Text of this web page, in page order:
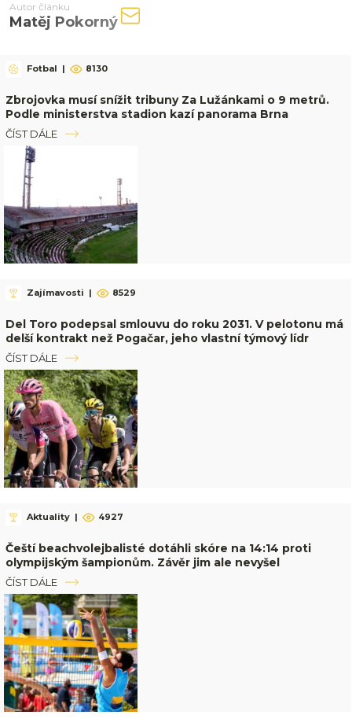
Autor článku
Matěj Pokorný
Fotbal | 8130
Zbrojovka musí snížit tribuny Za Lužánkami o 9 metrů.
Podle ministerstva stadion kazí panorama Brna
ČÍST DÁLE
Zajímavosti | 8529
Del Toro podepsal smlouvu do roku 2031. V pelotonu má
delší kontrakt než Pogačar, jeho vlastní týmový lídr
ČÍST DÁLE
Aktuality | 4927
Čeští beachvolejbalisté dotáhli skóre na 14:14 proti
olympijským šampionům. Závěr jim ale nevyšel
ČÍST DÁLE